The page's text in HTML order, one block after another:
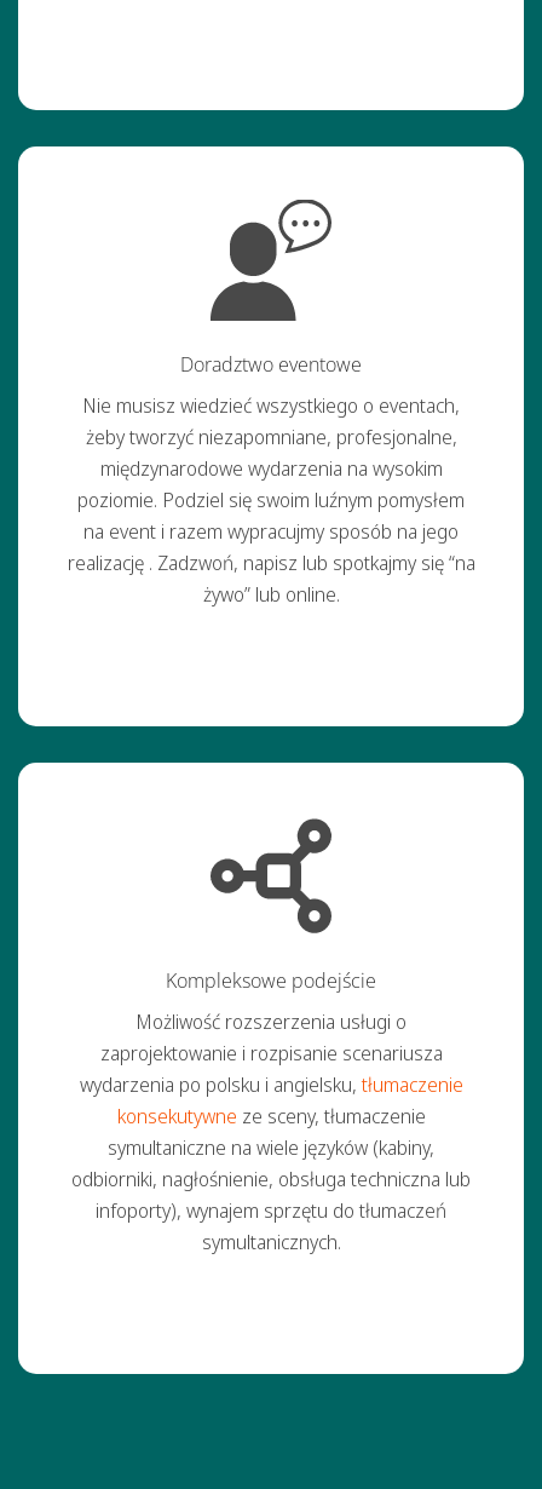
Doradztwo eventowe
Nie musisz wiedzieć wszystkiego o eventach,
żeby tworzyć niezapomniane, profesjonalne,
międzynarodowe wydarzenia na wysokim
poziomie. Podziel się swoim luźnym pomysłem
na event i razem wypracujmy sposób na jego
realizację . Zadzwoń, napisz lub spotkajmy się “na
żywo” lub online.
Kompleksowe podejście
Możliwość rozszerzenia usługi o
zaprojektowanie i rozpisanie scenariusza
wydarzenia po polsku i angielsku,tłumaczenie
konsekutywne ze sceny, tłumaczenie
symultaniczne na wiele języków (kabiny,
odbiorniki, nagłośnienie, obsługa techniczna lub
infoporty), wynajem sprzętu do tłumaczeń
symultanicznych.